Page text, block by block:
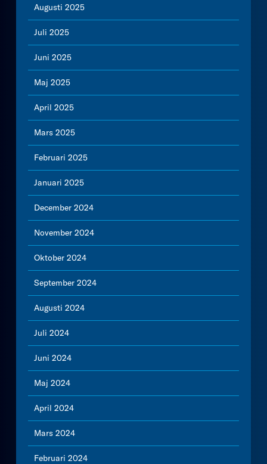
Augusti 2025
Juli 2025
Juni 2025
Maj 2025
April 2025
Mars 2025
Februari 2025
Januari 2025
December 2024
November 2024
Oktober 2024
September 2024
Augusti 2024
Juli 2024
Juni 2024
Maj 2024
April 2024
Mars 2024
Februari 2024